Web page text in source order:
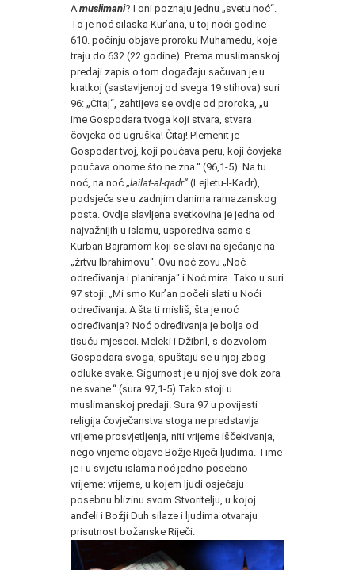
A muslimani? I oni poznaju jednu „svetu noć“.
To je noć silaska Kur’ana, u toj noći godine
610. počinju objave proroku Muhamedu, koje
traju do 632 (22 godine). Prema muslimanskoj
predaji zapis o tom događaju sačuvan je u
kratkoj (sastavljenoj od svega 19 stihova) suri
96: „Čitaj“, zahtijeva se ovdje od proroka, „u
ime Gospodara tvoga koji stvara, stvara
čovjeka od ugruška! Čitaj! Plemenit je
Gospodar tvoj, koji poučava peru, koji čovjeka
poučava onome što ne zna.“ (96,1-5). Na tu
noć, na noć „lailat-al-qadr“ (Lejletu-l-Kadr),
podsjeća se u zadnjim danima ramazanskog
posta. Ovdje slavljena svetkovina je jedna od
najvažnijih u islamu, usporediva samo s
Kurban Bajramom koji se slavi na sjećanje na
„žrtvu Ibrahimovu“. Ovu noć zovu „Noć
određivanja i planiranja“ i Noć mira. Tako u suri
97 stoji: „Mi smo Kur’an počeli slati u Noći
određivanja. A šta ti misliš, šta je noć
određivanja? Noć određivanja je bolja od
tisuću mjeseci. Meleki i Džibril, s dozvolom
Gospodara svoga, spuštaju se u njoj zbog
odluke svake. Sigurnost je u njoj sve dok zora
ne svane.“ (sura 97,1-5) Tako stoji u
muslimanskoj predaji. Sura 97 u povijesti
religija čovječanstva stoga ne predstavlja
vrijeme prosvjetljenja, niti vrijeme iščekivanja,
nego vrijeme objave Božje Riječi ljudima. Time
je i u svijetu islama noć jedno posebno
vrijeme: vrijeme, u kojem ljudi osjećaju
posebnu blizinu svom Stvoritelju, u kojoj
anđeli i Božji Duh silaze i ljudima otvaraju
prisutnost božanske Riječi.